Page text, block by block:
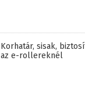
Korhatár, sisak,
az e-rollereknél